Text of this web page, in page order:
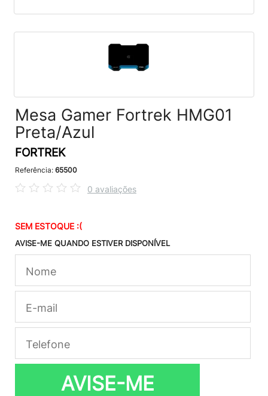
Mesa Gamer Fortrek HMG01
Preta/Azul
FORTREK
Referência: 65500
0 avaliações
SEM ESTOQUE :(
AVISE-ME QUANDO ESTIVER DISPONÍVEL
AVISE-ME